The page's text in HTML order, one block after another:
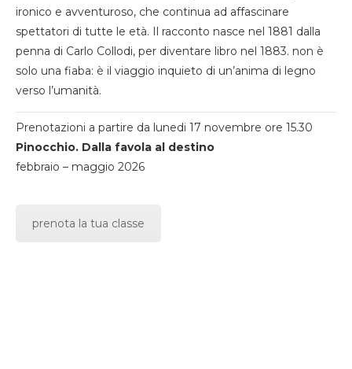
ironico e avventuroso, che continua ad affascinare
spettatori di tutte le età. Il racconto nasce nel 1881 dalla
penna di Carlo Collodi, per diventare libro nel 1883. non è
solo una fiaba: è il viaggio inquieto di un’anima di legno
verso l’umanità.
Prenotazioni a partire da lunedi 17 novembre ore 15.30
Pinocchio. Dalla favola al destino
febbraio – maggio 2026
prenota la tua classe